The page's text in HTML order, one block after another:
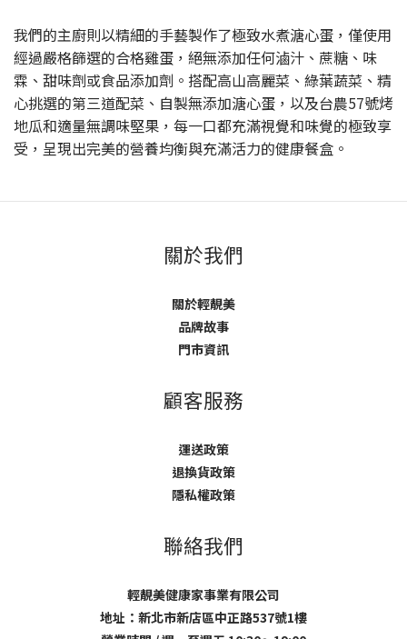
我們的主廚則以精細的手藝製作了極致水煮溏心蛋，僅使用
經過嚴格篩選的合格雞蛋，絕無添加任何滷汁、蔗糖、味
霖、甜味劑或食品添加劑。搭配高山高麗菜、綠葉蔬菜、精
心挑選的第三道配菜、自製無添加溏心蛋，以及台農57號烤
地瓜和適量無調味堅果，每一口都充滿視覺和味覺的極致享
受，呈現出完美的營養均衡與充滿活力的健康餐盒。
關於我們
關於輕靚美
品牌故事
門市資訊
顧客服務
運送政策
退換貨政策
隱私權政策
聯絡我們
輕靚美健康家事業有限公司
地址：新北市新店區中正路537號1樓